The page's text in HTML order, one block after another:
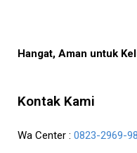
Hangat, Aman untuk
Kontak Kami
Wa Center : 0823-2969-